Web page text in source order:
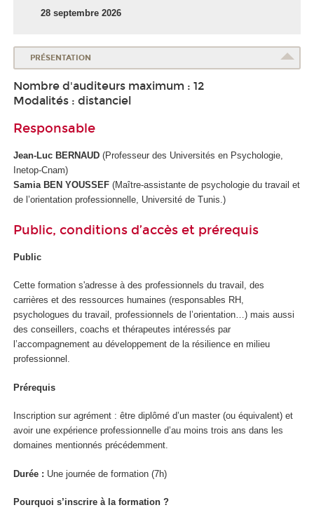
28 septembre 2026
PRÉSENTATION
Nombre d'auditeurs maximum : 12
Modalités : distanciel
Responsable
Jean-Luc BERNAUD (Professeur des Universités en Psychologie,
Inetop-Cnam)
Samia BEN YOUSSEF (Maître-assistante de psychologie du travail et
de l’orientation professionnelle, Université de Tunis.)
Public, conditions d’accès et prérequis
Public
Cette formation s'adresse à des professionnels du travail, des
carrières et des ressources humaines (responsables RH,
psychologues du travail, professionnels de l’orientation…) mais aussi
des conseillers, coachs et thérapeutes intéressés par
l’accompagnement au développement de la résilience en milieu
professionnel.
Prérequis
Inscription sur agrément : être diplômé d’un master (ou équivalent) et
avoir une expérience professionnelle d’au moins trois ans dans les
domaines mentionnés précédemment.
Durée : Une journée de formation (7h)
Pourquoi s’inscrire à la formation ?